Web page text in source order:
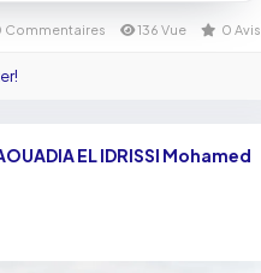
Commentaires 136 Vue 0 Avis
EL IDRISSI Mohamed